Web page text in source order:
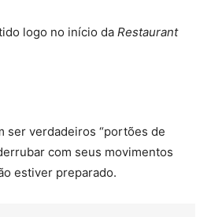
logo no início da Restaurant
ser verdadeiros “portões de
com seus movimentos
estiver preparado.